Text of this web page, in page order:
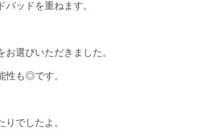
ッドを重ねます。
選びいただきました。
性も◎です。
でしたよ。